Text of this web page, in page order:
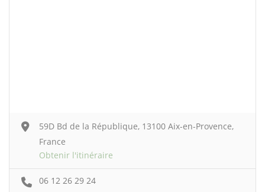
59D Bd de la République, 13100 Aix-en-Provence,
France
Obtenir l'itinéraire
06 12 26 29 24